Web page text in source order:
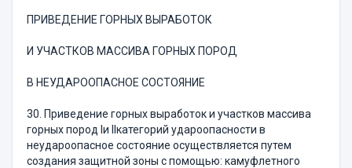
ПРИВЕДЕНИЕ ГОРНЫХ ВЫРАБОТОК
И УЧАСТКОВ МАССИВА ГОРНЫХ ПОРОД
В НЕУДАРООПАСНОЕ СОСТОЯНИЕ
30. Приведение горных выработок и участков массива
горных пород Iи IIкатегорий удароопасности в
неудароопасное состояние осуществляется путем
создания защитной зоны с помощью: камуфлетного